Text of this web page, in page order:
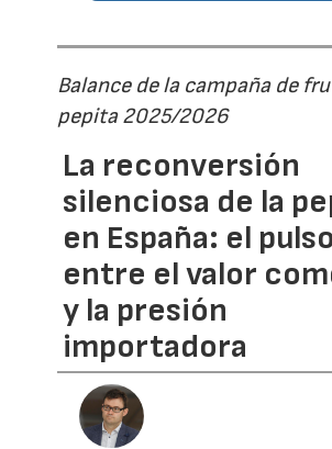
Balance de la campaña de
pepita 2025/2026
La reconversión
silenciosa de la
en España: el pulso
entre el valor
y la presión
importadora